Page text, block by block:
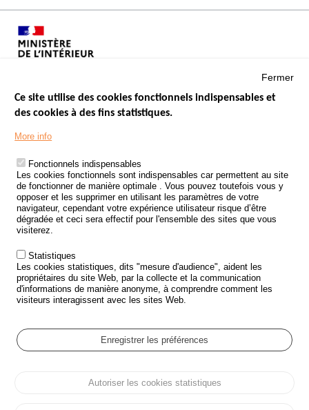
Menu
Footer
LES SITES PUBLICS
ÉTAT DE L’INSÉCURITÉ ROUTIÈRE
TRAITEMENT DES DONNÉES PERSONNELLES DES ACCIDENTS DE
LA ROUTE
ETUDES ET RECHERCHES
APPEL À PROJETS
POLITIQUE DE SÉCURITÉ ROUTIÈRE
Outils
AGENDA
GLOSSAIRE
Cookie settings
Protection des données personnelles et Cookies
Fermer
Ce site utilise des cookies fonctionnels indispensables et
des cookies à des fins statistiques.
More info
Fonctionnels indispensables
Les cookies fonctionnels sont indispensables car permettent au site
de fonctionner de manière optimale . Vous pouvez toutefois vous y
opposer et les supprimer en utilisant les paramètres de votre
navigateur, cependant votre expérience utilisateur risque d’être
dégradée et ceci sera effectif pour l'ensemble des sites que vous
visiterez.
Statistiques
Les cookies statistiques, dits "mesure d'audience", aident les
propriétaires du site Web, par la collecte et la communication
d'informations de manière anonyme, à comprendre comment les
visiteurs interagissent avec les sites Web.
Enregistrer les préférences
Autoriser les cookies statistiques